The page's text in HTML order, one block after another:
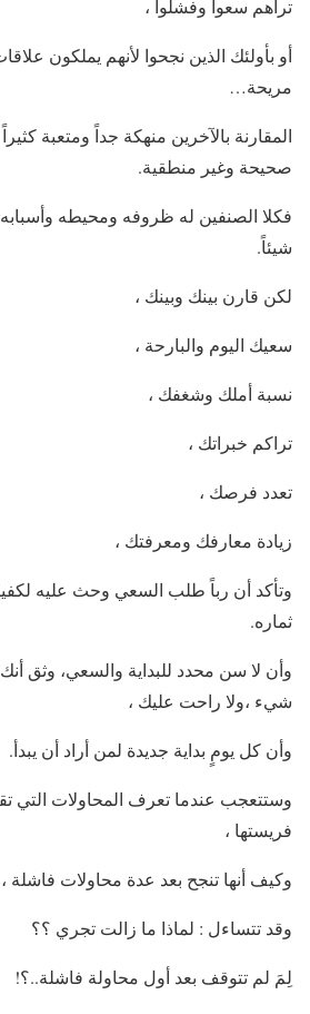
تراهم سعوا وفشلوا ،
أو بأولئك الذين نجحوا لأنهم يملكون
مريحة…
المقارنة بالآخرين منهكة جداً ومتعبة
صحيحة وغير منطقية.
فكلا الصنفين له ظروفه ومحيطه وأسبابه
شيئاً.
لكن قارن بينك وبينك ،
سعيك اليوم والبارحة ،
نسبة أملك وشغفك ،
تراكم خبراتك ،
تعدد فرصك ،
زيادة معارفك ومعرفتك ،
وتأكد أن رباً طلب السعي وحث عليه لكفيلٌ
ثماره.
وأن لا سن محدد للبداية والسعي، وثق
شيء ،ولا راحت عليك ،
وأن كل يومٍ بداية جديدة لمن أراد أن يبدأ.
وستتعجب عندما تعرف المحاولات التي
فريستها ،
وكيف أنها تنجح بعد عدة محاولات فاشلة ،
وقد تتساءل : لماذا ما زالت تجري ؟؟
لِمَ لم تتوقف بعد أول محاولة فاشلة..؟!